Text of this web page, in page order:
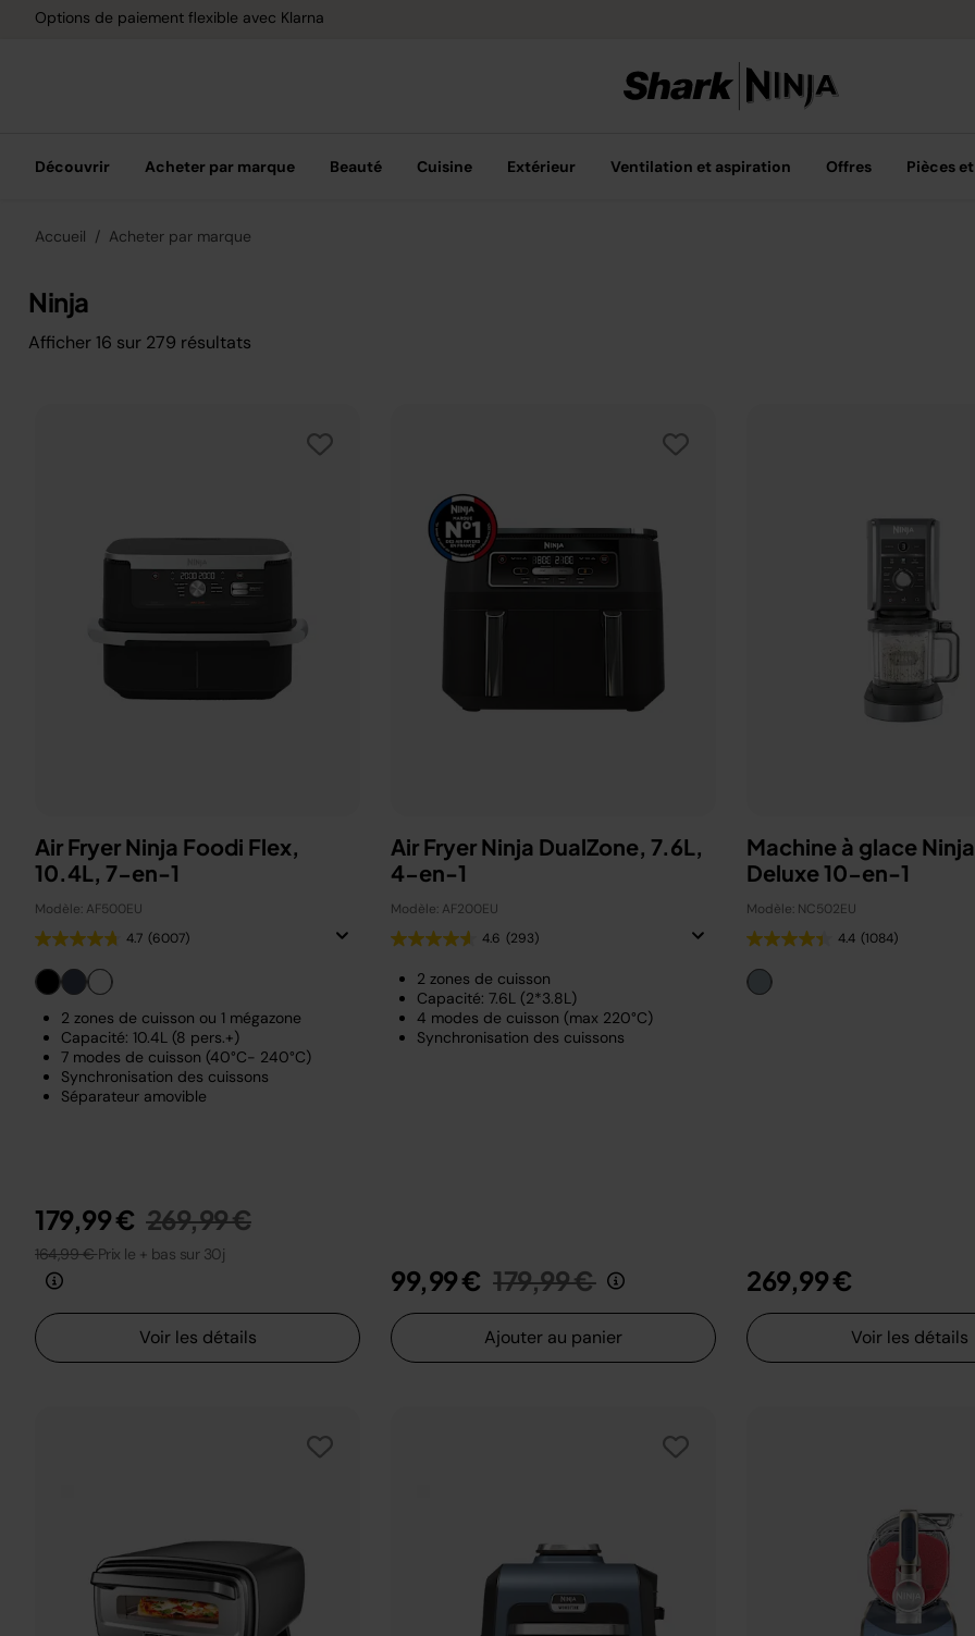
Options de paiement flexible avec Klarna Achetez
Découvrir Acheter par marque Beauté Cuisine Extérieur Ventilation et aspiration Offres Pièces
Accueil Acheter par marque
Ninja
Afficher 16 sur 279 résultats
Air Fryer Ninja Foodi Flex,
10.4L, 7-en-1
Modèle: AF500EU
4.7 (6007)
2 zones de cuisson ou 1 mégazone
Capacité: 10.4L (8 pers.+)
7 modes de cuisson (40°C- 240°C)
Synchronisation des cuissons
Séparateur amovible
179,99 € Prix réduit de
269,99 €au
164,99 €Prix le + bas sur 30j
Voir les détails
Air Fryer Ninja DualZone, 7.6L,
4-en-1
Modèle: AF200EU
4.6 (293)
2 zones de cuisson
Capacité: 7.6L (2*3.8L)
4 modes de cuisson (max 220°C)
Synchronisation des cuissons
99,99 € Prix réduit de
179,99 €au
Ajouter au panier
Machine à glace
Deluxe 10-en-1
Modèle: NC502EU
4.4 (1084)
269,99 €
Voir les détails